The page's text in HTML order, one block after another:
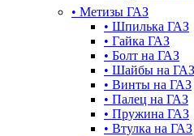
• Метизы ГАЗ
• Шпилька ГАЗ
• Гайка ГАЗ
• Болт на ГАЗ
• Шайбы на ГАЗ
• Винты на ГАЗ
• Палец на ГАЗ
• Пружина ГАЗ
• Втулка на ГАЗ